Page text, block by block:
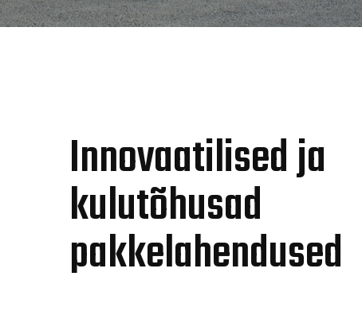
Innovaatilised ja
kulutõhusad
pakkelahendused